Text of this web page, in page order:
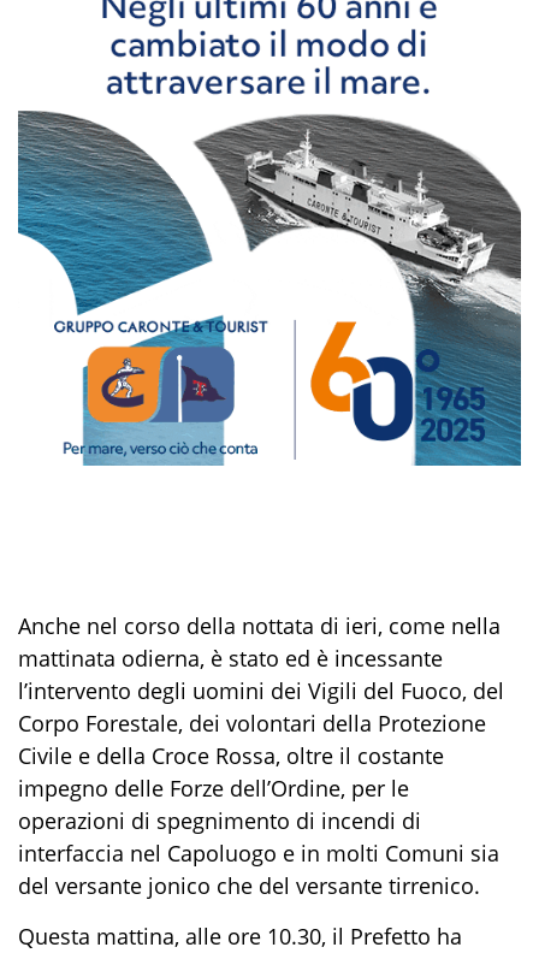
Anche nel corso della nottata di ieri, come nella
mattinata odierna, è stato ed è incessante
l’intervento degli uomini dei Vigili del Fuoco, del
Corpo Forestale, dei volontari della Protezione
Civile e della Croce Rossa, oltre il costante
impegno delle Forze dell’Ordine, per le
operazioni di spegnimento di incendi di
interfaccia nel Capoluogo e in molti Comuni sia
del versante jonico che del versante tirrenico.
Questa mattina, alle ore 10.30, il Prefetto ha